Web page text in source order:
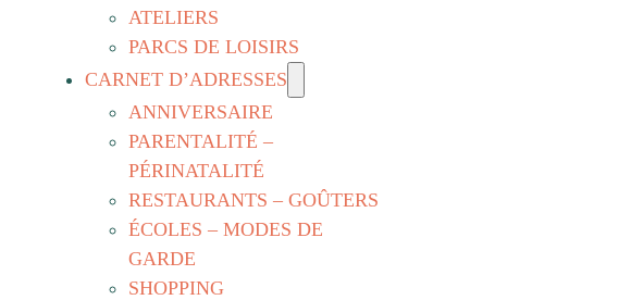
ATELIERS
PARCS DE LOISIRS
CARNET D’ADRESSES
ANNIVERSAIRE
PARENTALITÉ –
PÉRINATALITÉ
RESTAURANTS – GOÛTERS
ÉCOLES – MODES DE
GARDE
SHOPPING